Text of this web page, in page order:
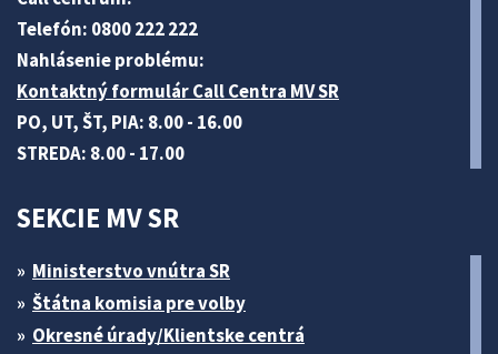
Telefón: 0800 222 222
Nahlásenie problému:
Kontaktný formulár Call Centra MV SR
PO, UT, ŠT, PIA: 8.00 - 16.00
STREDA: 8.00 - 17.00
SEKCIE MV SR
Ministerstvo vnútra SR
Štátna komisia pre volby
Okresné úrady/Klientske centrá